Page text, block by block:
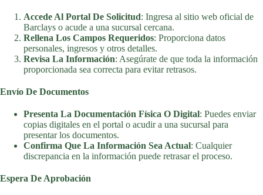
Accede Al Portal De Solicitud: Ingresa al sitio web oficial de
Barclays o acude a una sucursal cercana.
Rellena Los Campos Requeridos: Proporciona datos
personales, ingresos y otros detalles.
Revisa La Información: Asegúrate de que toda la información
proporcionada sea correcta para evitar retrasos.
Envío De Documentos
Presenta La Documentación Física O Digital: Puedes enviar
copias digitales en el portal o acudir a una sucursal para
presentar los documentos.
Confirma Que La Información Sea Actual: Cualquier
discrepancia en la información puede retrasar el proceso.
Espera De Aprobación